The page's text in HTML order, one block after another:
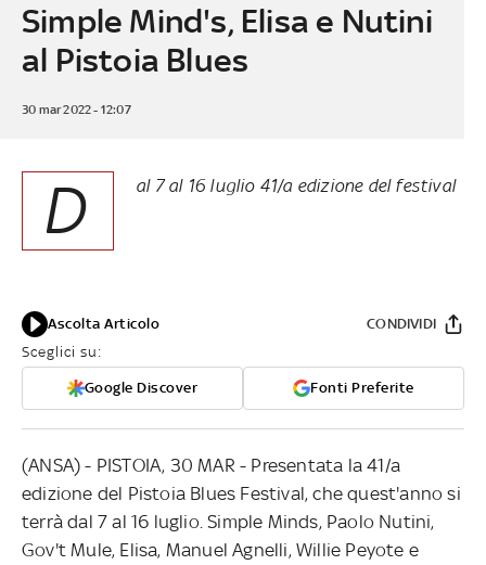
Simple Mind's, Elisa e Nutini
al Pistoia Blues
30 mar 2022 - 12:07
D al 7 al 16 luglio 41/a edizione del festival
Ascolta Articolo
Sceglici su:
Google Discover Fonti Preferite
CONDIVIDI
(ANSA) - PISTOIA, 30 MAR - Presentata la 41/a
edizione del Pistoia Blues Festival, che quest'anno si
terrà dal 7 al 16 luglio. Simple Minds, Paolo Nutini,
Gov't Mule, Elisa, Manuel Agnelli, Willie Peyote e